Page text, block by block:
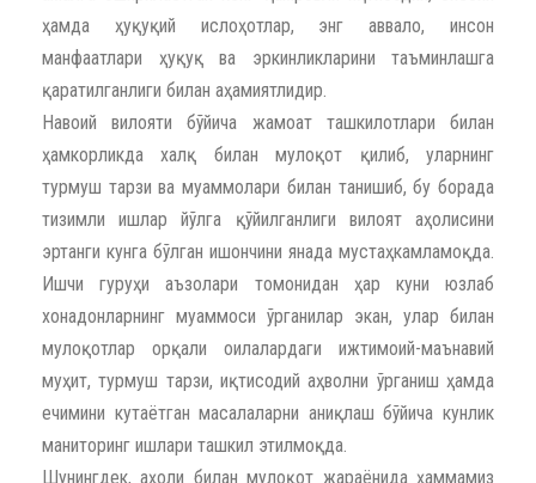
ҳамда ҳуқуқий ислоҳотлар, энг аввало, инсон
манфаатлари ҳуқуқ ва эркинликларини таъминлашга
қаратилганлиги билан аҳамиятлидир.
Навоий вилояти бўйича жамоат ташкилотлари билан
ҳамкорликда халқ билан мулоқот қилиб, уларнинг
турмуш тарзи ва муаммолари билан танишиб, бу борада
тизимли ишлар йўлга қўйилганлиги вилоят аҳолисини
эртанги кунга бўлган ишончини янада мустаҳкамламоқда.
Ишчи гуруҳи аъзолари томонидан ҳар куни юзлаб
хонадонларнинг муаммоси ўрганилар экан, улар билан
мулоқотлар орқали оилалардаги ижтимоий-маънавий
муҳит, турмуш тарзи, иқтисодий аҳволни ўрганиш ҳамда
ечимини кутаётган масалаларни аниқлаш бўйича кунлик
маниторинг ишлари ташкил этилмоқда.
Шунингдек, аҳоли билан мулоқот жараёнида ҳаммамиз